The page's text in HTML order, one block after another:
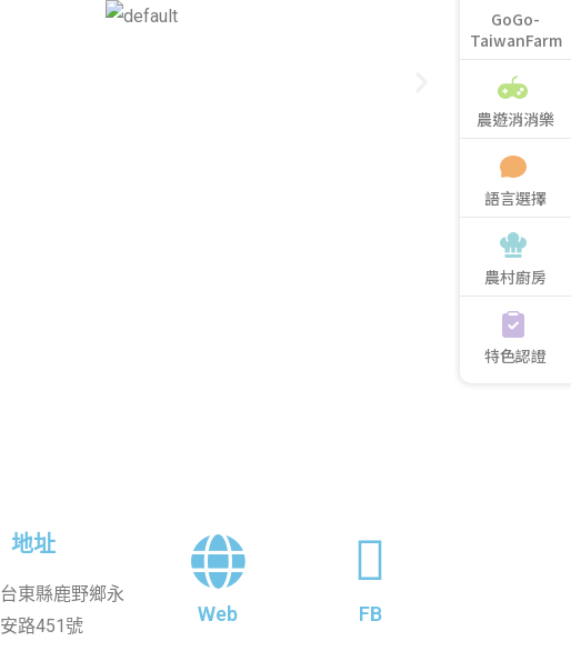
地址
台東縣鹿野鄉永
安路451號
Web FB
GoGo-
TaiwanFarm
農遊消消樂
語言選擇
農村廚房
特色認證